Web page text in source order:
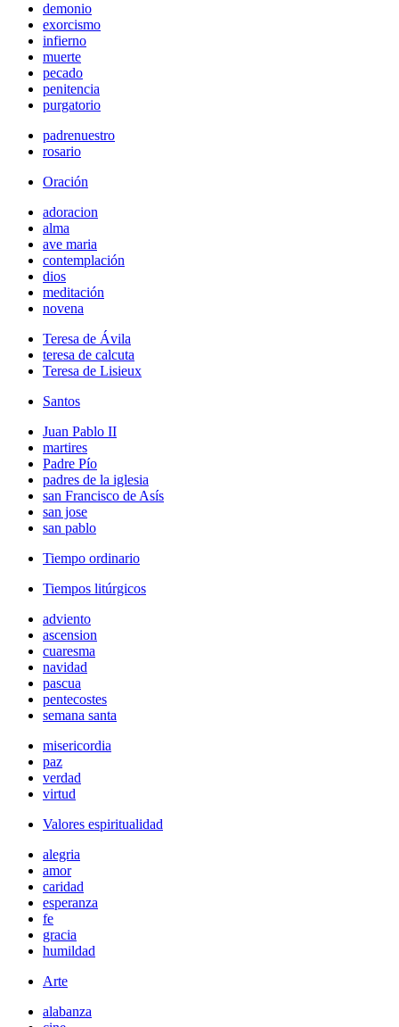
demonio
exorcismo
infierno
muerte
pecado
penitencia
purgatorio
padrenuestro
rosario
Oración
adoracion
alma
ave maria
contemplación
dios
meditación
novena
Teresa de Ávila
teresa de calcuta
Teresa de Lisieux
Santos
Juan Pablo II
martires
Padre Pío
padres de la iglesia
san Francisco de Asís
san jose
san pablo
Tiempo ordinario
Tiempos litúrgicos
adviento
ascension
cuaresma
navidad
pascua
pentecostes
semana santa
misericordia
paz
verdad
virtud
Valores espiritualidad
alegria
amor
caridad
esperanza
fe
gracia
humildad
Arte
alabanza